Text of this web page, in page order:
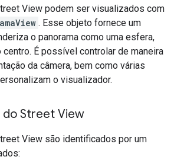
View podem ser visualizados com
. Esse objeto fornece um
o panorama como uma esfera,
centro. É possível controlar de maneira
da câmera, bem como várias
o visualizador.
Street View
View são identificados por um